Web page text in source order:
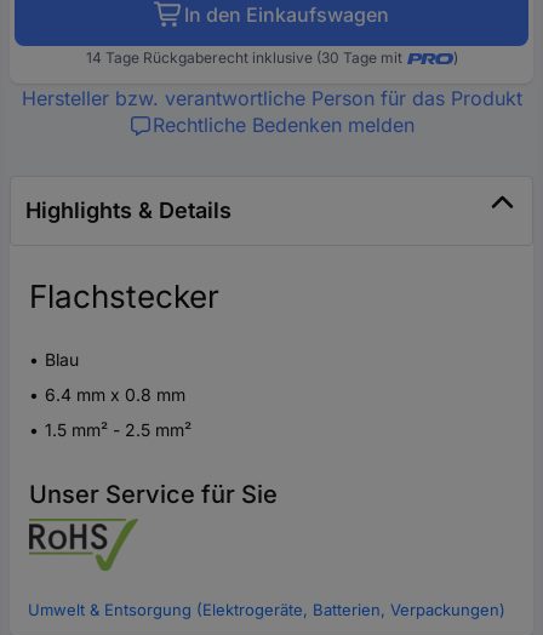
In den Einkaufswagen
14 Tage Rückgaberecht inklusive (30 Tage mit )
Hersteller bzw. verantwortliche Person für das Produkt
Rechtliche Bedenken melden
Highlights & Details
Flachstecker
Blau
6.4 mm x 0.8 mm
1.5 mm² - 2.5 mm²
Unser Service für Sie
Umwelt & Entsorgung (Elektrogeräte, Batterien, Verpackungen)